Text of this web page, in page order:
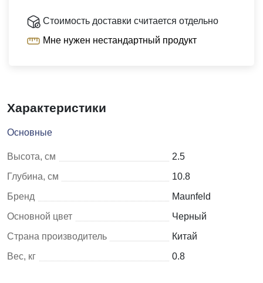
Стоимость доставки считается отдельно
Мне нужен нестандартный продукт
Характеристики
Основные
Высота, см
2.5
Глубина, см
10.8
Бренд
Maunfeld
Основной цвет
Черный
Страна производитель
Китай
Вес, кг
0.8